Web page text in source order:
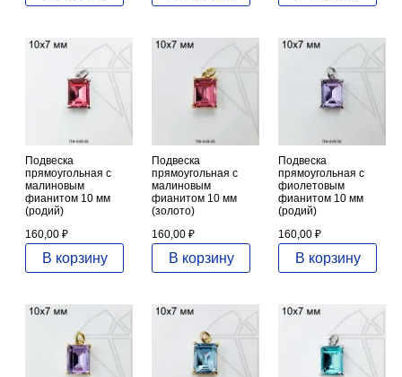
Подвеска
прямоугольная с
малиновым
фианитом 10 мм
(родий)
160,00 ₽
В корзину
Подвеска
прямоугольная с
малиновым
фианитом 10 мм
(золото)
160,00 ₽
В корзину
Подвеска
прямоугольная с
фиолетовым
фианитом 10 мм
(родий)
160,00 ₽
В корзину